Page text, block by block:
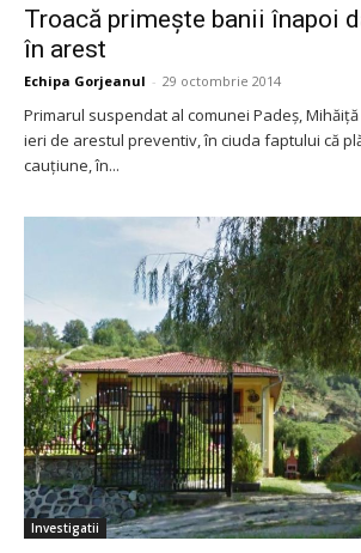
Troacă primeşte banii înapoi
în arest
Echipa Gorjeanul - 29 octombrie 2014
Primarul suspendat al comunei Padeş,
ieri de arestul preventiv, în ciuda faptului că
cauţiune, în...
Investigatii